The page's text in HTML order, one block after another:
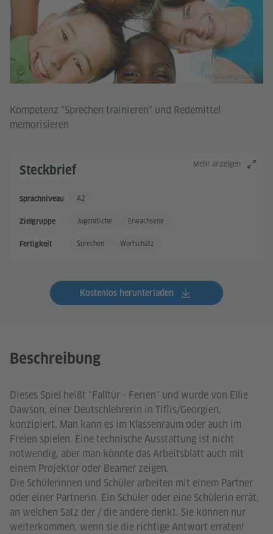
fw-fostering.co.uk
Kompetenz "Sprechen trainieren" und Redemittel
memorisieren
Mehr anzeigen
Steckbrief
Sprachniveau Grundkenntnisse +
A2
Zielgruppe Jugendliche Erwachsene
Fertigkeit Sprechen Wortschatz
Kostenlos herunterladen
Beschreibung
Dieses Spiel heißt "Falltür - Ferien" und wurde von Ellie
Dawson, einer Deutschlehrerin in Tiflis/Georgien,
konzipiert. Man kann es im Klassenraum oder auch im
Freien spielen. Eine technische Ausstattung ist nicht
notwendig, aber man könnte das Arbeitsblatt auch mit
einem Projektor oder Beamer zeigen.
Die Schülerinnen und Schüler arbeiten mit einem Partner
oder einer Partnerin. Ein Schüler oder eine Schülerin errät,
an welchen Satz der / die andere denkt. Sie können nur
weiterkommen, wenn sie die richtige Antwort erraten!